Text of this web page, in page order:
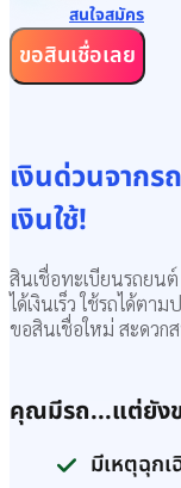
สนใจสมัคร
ขอสินเชื่อเลย
เงินด่วนจากร
เงินใช้!
สินเชื่อทะเบียนรถยนต์
ได้เงินเร็ว ใช้รถได้ตาม
ขอสินเชื่อใหม่ สะดวก
คุณมีรถ...แต่ยังข
มีเหตุฉุกเ